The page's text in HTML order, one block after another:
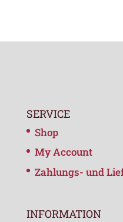
SERVICE
Shop
My Account
Zahlungs- und
INFORMATION